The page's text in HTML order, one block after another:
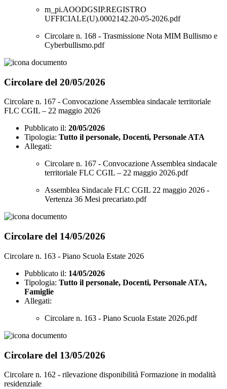
m_pi.AOODGSIP.REGISTRO
UFFICIALE(U).0002142.20-05-2026.pdf
Circolare n. 168 - Trasmissione Nota MIM Bullismo e
Cyberbullismo.pdf
Circolare del 20/05/2026
Circolare n. 167 - Convocazione Assemblea sindacale territoriale
FLC CGIL – 22 maggio 2026
Pubblicato il: 20/05/2026
Tipologia: Tutto il personale, Docenti, Personale ATA
Allegati:
Circolare n. 167 - Convocazione Assemblea sindacale
territoriale FLC CGIL – 22 maggio 2026.pdf
Assemblea Sindacale FLC CGIL 22 maggio 2026 -
Vertenza 36 Mesi precariato.pdf
Circolare del 14/05/2026
Circolare n. 163 - Piano Scuola Estate 2026
Pubblicato il: 14/05/2026
Tipologia: Tutto il personale, Docenti, Personale ATA,
Famiglie
Allegati:
Circolare n. 163 - Piano Scuola Estate 2026.pdf
Circolare del 13/05/2026
Circolare n. 162 - rilevazione disponibilità Formazione in modalità
residenziale